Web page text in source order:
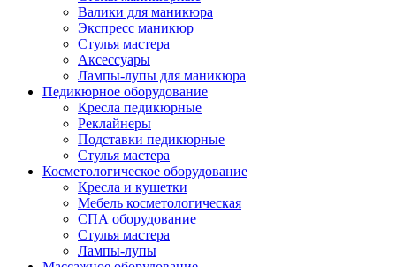
Валики для маникюра
Экспресс маникюр
Стулья мастера
Аксессуары
Лампы-лупы для маникюра
Педикюрное оборудование
Кресла педикюрные
Реклайнеры
Подставки педикюрные
Стулья мастера
Косметологическое оборудование
Кресла и кушетки
Мебель косметологическая
СПА оборудование
Стулья мастера
Лампы-лупы